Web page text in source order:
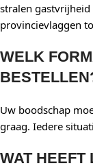
stralen gastvrijheid
provincievlaggen
WELK
Uw boodschap
graag. Iedere
WAT HEEFT